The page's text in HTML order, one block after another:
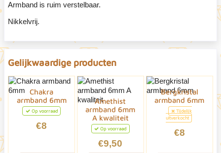
Armband is ruim verstelbaar.
Nikkelvrij.
Gelijkwaardige producten
Chakra
armband 6mm
Op voorraad
€8
Amethist
armband 6mm
A kwaliteit
Op voorraad
€9,50
Bergkristal
armband 6mm
Tijdelijk
uitverkocht
€8